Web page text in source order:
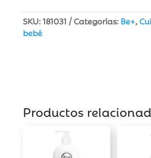
SKU:181031 Categorías: Be+,
bebé
Productos